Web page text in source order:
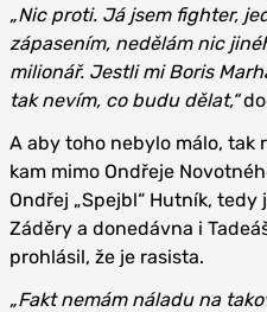
„Nic proti. Já jsem fighter,
zápasením, nedělám nic
milionář. Jestli mi Boris
tak nevím, co budu dělat,“
A aby toho nebylo málo, tak
kam mimo Ondřeje
Ondřej „Spejbl“ Hutník,
Záděry a donedávna i
prohlásil, že je rasista.
„Fakt nemám náladu na